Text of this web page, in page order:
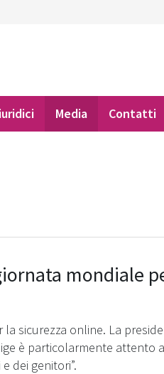
Media Contatti
mondiale
sicurezza online. La
è particolarmente attento a
dei genitori”.